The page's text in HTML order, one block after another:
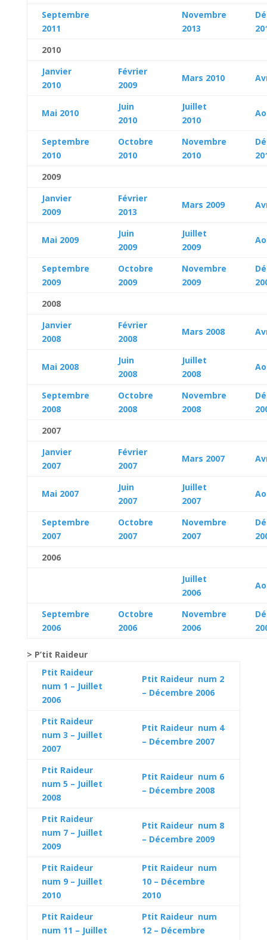
Septembre
2011
Novembre
2013
2010
Janvier
2010
Février
2009
Mars 2010
Mai 2010
Juin
2010
Juillet
2010
Septembre
2010
Octobre
2010
Novembre
2010
2009
Janvier
2009
Février
2013
Mars 2009
Mai 2009
Juin
2009
Juillet
2009
Septembre
2009
Octobre
2009
Novembre
2009
2008
Janvier
2008
Février
2008
Mars 2008
Mai 2008
Juin
2008
Juillet
2008
Septembre
2008
Octobre
2008
Novembre
2008
2007
Janvier
2007
Février
2007
Mars 2007
Mai 2007
Juin
2007
Juillet
2007
Septembre
2007
Octobre
2007
Novembre
2007
2006
Juillet
2006
Septembre
2006
Octobre
2006
Novembre
2006
> P’tit Raideur
Ptit Raideur
num 1 – Juillet
2006
Ptit Raideur num 2
– Décembre 2006
Ptit Raideur
num 3 – Juillet
2007
Ptit Raideur num 4
– Décembre 2007
Ptit Raideur
num 5 – Juillet
2008
Ptit Raideur num 6
– Décembre 2008
Ptit Raideur
num 7 – Juillet
2009
Ptit Raideur num 8
– Décembre 2009
Ptit Raideur
num 9 – Juillet
2010
Ptit Raideur num
10 – Décembre
2010
Ptit Raideur
num 11 – Juillet
Ptit Raideur num
12 – Décembre